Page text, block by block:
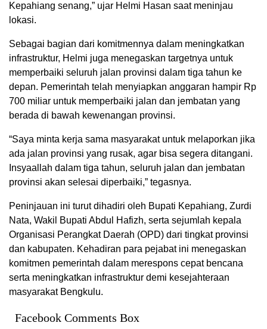
Kepahiang senang,” ujar Helmi Hasan saat meninjau
lokasi.
Sebagai bagian dari komitmennya dalam meningkatkan
infrastruktur, Helmi juga menegaskan targetnya untuk
memperbaiki seluruh jalan provinsi dalam tiga tahun ke
depan. Pemerintah telah menyiapkan anggaran hampir Rp
700 miliar untuk memperbaiki jalan dan jembatan yang
berada di bawah kewenangan provinsi.
“Saya minta kerja sama masyarakat untuk melaporkan jika
ada jalan provinsi yang rusak, agar bisa segera ditangani.
Insyaallah dalam tiga tahun, seluruh jalan dan jembatan
provinsi akan selesai diperbaiki,” tegasnya.
Peninjauan ini turut dihadiri oleh Bupati Kepahiang, Zurdi
Nata, Wakil Bupati Abdul Hafizh, serta sejumlah kepala
Organisasi Perangkat Daerah (OPD) dari tingkat provinsi
dan kabupaten. Kehadiran para pejabat ini menegaskan
komitmen pemerintah dalam merespons cepat bencana
serta meningkatkan infrastruktur demi kesejahteraan
masyarakat Bengkulu.
Facebook Comments Box